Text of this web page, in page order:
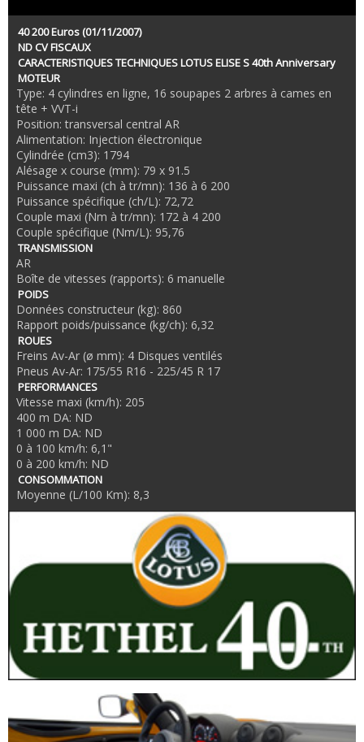
40 200 Euros (01/11/2007)
ND CV FISCAUX
CARACTERISTIQUES TECHNIQUES LOTUS ELISE S 40th Anniversary
MOTEUR
Type: 4 cylindres en ligne, 16 soupapes 2 arbres à cames en
tête + VVT-i
Position: transversal central AR
Alimentation: Injection électronique
Cylindrée (cm3): 1794
Alésage x course (mm): 79 x 91.5
Puissance maxi (ch à tr/mn): 136 à 6 200
Puissance spécifique (ch/L): 72,72
Couple maxi (Nm à tr/mn): 172 à 4 200
Couple spécifique (Nm/L): 95,76
TRANSMISSION
AR
Boîte de vitesses (rapports): 6 manuelle
POIDS
Données constructeur (kg): 860
Rapport poids/puissance (kg/ch): 6,32
ROUES
Freins Av-Ar (ø mm): 4 Disques ventilés
Pneus Av-Ar: 175/55 R16 - 225/45 R 17
PERFORMANCES
Vitesse maxi (km/h): 205
400 m DA: ND
1 000 m DA: ND
0 à 100 km/h: 6,1"
0 à 200 km/h: ND
CONSOMMATION
Moyenne (L/100 Km): 8,3